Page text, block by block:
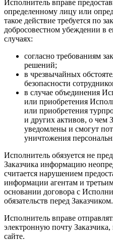
Исполнитель вправе
определенному лицу или
такое действие требуется по
добросовестном убеждении в
случаях:
согласно требованиям
решений;
в чрезвычайных
безопасности
в случае объединения
или приобретения
или приобретения
и других активов, о чем
уведомлены и смогут
уничтожения
Исполнитель обязуется не
Заказчика информацию
считается нарушением
информации агентам и
основании договора с
обязательств перед Заказчиком.
Исполнитель вправе
электронную почту Заказчика,
сайте.